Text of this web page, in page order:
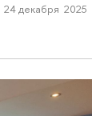
24 декабря 2025